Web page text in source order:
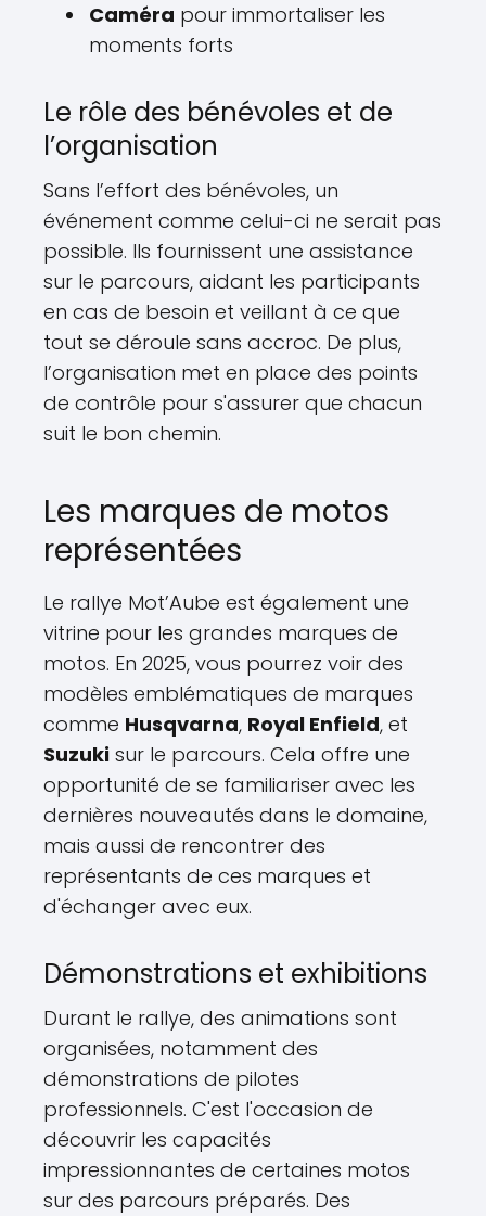
Caméra pour immortaliser les
moments forts
Le rôle des bénévoles et de
l’organisation
Sans l’effort des bénévoles, un
événement comme celui-ci ne serait pas
possible. Ils fournissent une assistance
sur le parcours, aidant les participants
en cas de besoin et veillant à ce que
tout se déroule sans accroc. De plus,
l’organisation met en place des points
de contrôle pour s'assurer que chacun
suit le bon chemin.
Les marques de motos
représentées
Le rallye Mot’Aube est également une
vitrine pour les grandes marques de
motos. En 2025, vous pourrez voir des
modèles emblématiques de marques
comme Husqvarna, Royal Enfield, et
Suzuki sur le parcours. Cela offre une
opportunité de se familiariser avec les
dernières nouveautés dans le domaine,
mais aussi de rencontrer des
représentants de ces marques et
d'échanger avec eux.
Démonstrations et exhibitions
Durant le rallye, des animations sont
organisées, notamment des
démonstrations de pilotes
professionnels. C'est l'occasion de
découvrir les capacités
impressionnantes de certaines motos
sur des parcours préparés. Des